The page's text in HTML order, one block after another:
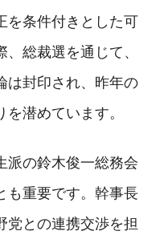
を条件付きとした可
総裁選を通じて、
は封印され、昨年の
潜めています。
派の鈴木俊一総務会
も重要です。幹事長
党との連携交渉を担